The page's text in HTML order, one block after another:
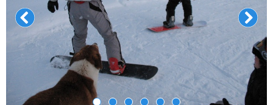
Дети в Гудаури
Развлечения
Календарь событий
Телеграм-канал
Гудаури
INFO